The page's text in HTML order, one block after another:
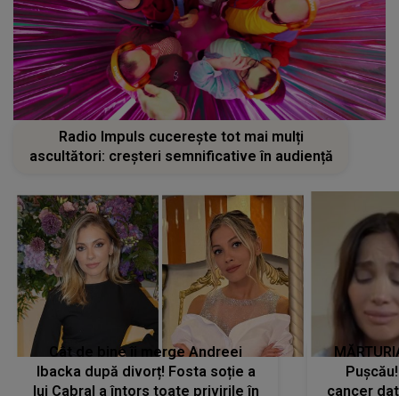
Radio Impuls cucerește tot mai mulți
ascultători: creșteri semnificative în audiență
Cât de bine îi merge Andreei
Ibacka după divorț! Fosta soție a
lui Cabral a întors toate privirile în
cancer